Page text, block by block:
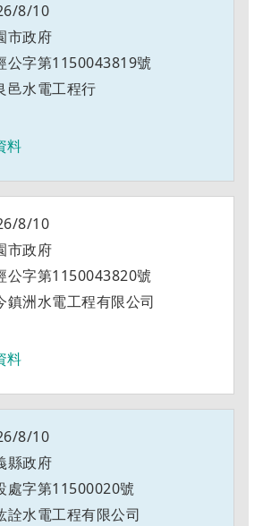
8/10
市政府
公字第1150043819號
邑水電工程行
料
8/10
市政府
公字第1150043820號
鎮洲水電工程有限公司
料
8/10
縣政府
處字第11500020號
詮水電工程有限公司